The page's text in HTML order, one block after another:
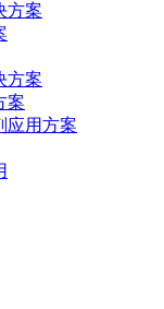
方案
方案
案
应用方案